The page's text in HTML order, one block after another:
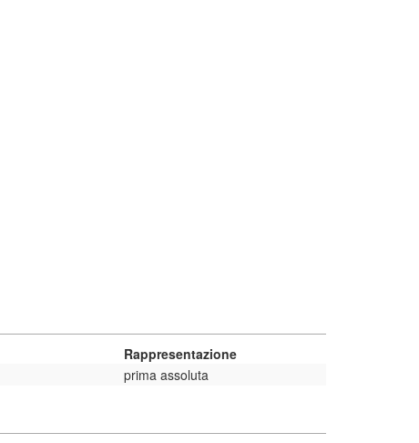
Rappresentazione
prima assoluta